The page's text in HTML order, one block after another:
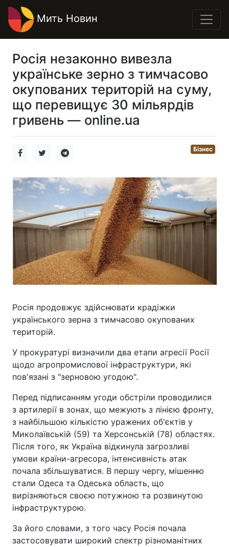
Мить Новин
Росія незаконно вивезла
українське зерно з тимчасово
окупованих територій на суму,
що перевищує 30 мільярдів
гривень — online.ua
Бізнес
Росія продовжує здійснювати крадіжки
українського зерна з тимчасово окупованих
територій.
У прокуратурі визначили два етапи агресії Росії
щодо агропромислової інфраструктури, які
пов'язані з "зерновою угодою".
Перед підписанням угоди обстріли проводилися
з артилерії в зонах, що межують з лінією фронту,
з найбільшою кількістю уражених об'єктів у
Миколаївській (59) та Херсонській (78) областях.
Після того, як Україна відкинула загрозливі
умови країни-агресора, інтенсивність атак
почала збільшуватися. В першу чергу, мішенню
стали Одеса та Одеська область, що
вирізняються своєю потужною та розвинутою
інфраструктурою.
За його словами, з того часу Росія почала
застосовувати широкий спектр різноманітних